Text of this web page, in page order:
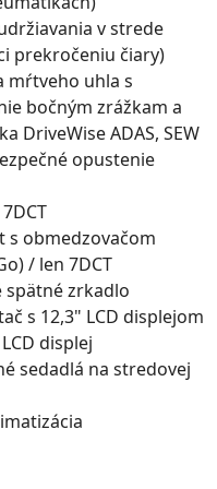
v strede
prekročeniu čiary)
mŕtveho uhla s
bočným zrážkam a
DriveWise ADAS, SEW
opustenie
s obmedzovačom
/ len 7DCT
spätné zrkadlo
s 12,3" LCD displejom
displej
sedadlá na stredovej